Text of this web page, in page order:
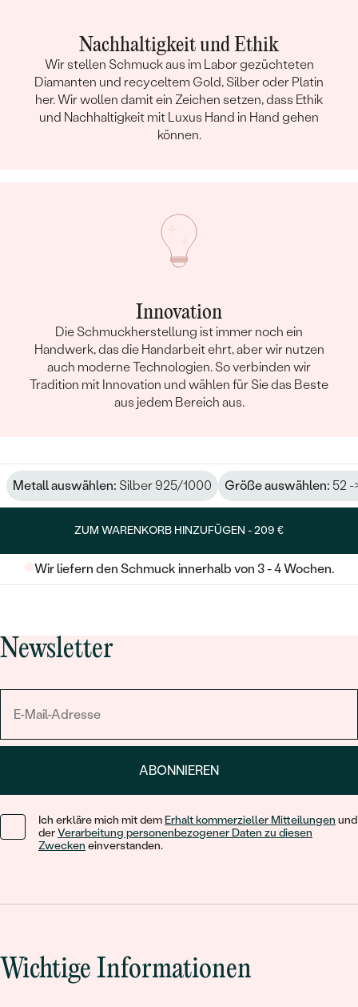
Nachhaltigkeit und Ethik
Wir stellen Schmuck aus im Labor gezüchteten
Diamanten und recyceltem Gold, Silber oder Platin
her. Wir wollen damit ein Zeichen setzen, dass Ethik
und Nachhaltigkeit mit Luxus Hand in Hand gehen
können.
Innovation
Die Schmuckherstellung ist immer noch ein
Handwerk, das die Handarbeit ehrt, aber wir nutzen
auch moderne Technologien. So verbinden wir
Tradition mit Innovation und wählen für Sie das Beste
aus jedem Bereich aus.
Metall auswählen: Silber 925/1000 Größe auswählen: 52 -
ZUM WARENKORB HINZUFÜGEN -209 €
Wir liefern den Schmuck innerhalb von 3 - 4 Wochen.
Newsletter
ABONNIEREN
Ich erkläre mich mit dem Erhalt kommerzieller Mitteilungen und
derVerarbeitung personenbezogener Daten zu diesen
Zwecken einverstanden.
Wichtige Informationen